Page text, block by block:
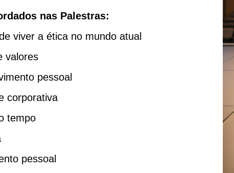
nas Palestras:
viver a ética no mundo atual
valores
pessoal
corporativa
tempo
pessoal